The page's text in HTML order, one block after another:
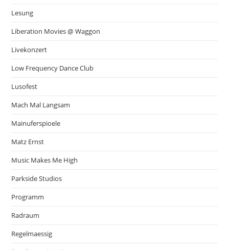
Lesung
Liberation Movies @ Waggon
Livekonzert
Low Frequency Dance Club
Lusofest
Mach Mal Langsam
Mainuferspioele
Matz Ernst
Music Makes Me High
Parkside Studios
Programm
Radraum
Regelmaessig